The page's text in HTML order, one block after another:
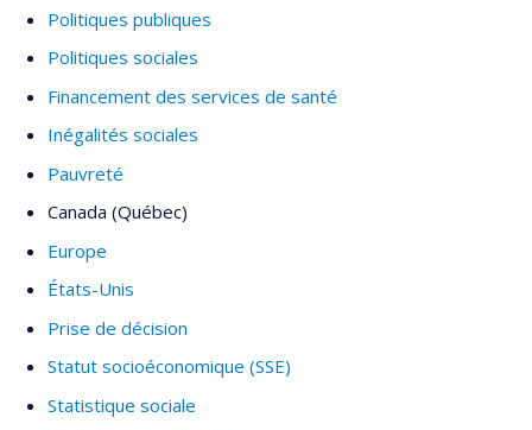
Politiques publiques
Politiques sociales
Financement des services de santé
Inégalités sociales
Pauvreté
Canada (Québec)
Europe
États-Unis
Prise de décision
Statut socioéconomique (SSE)
Statistique sociale